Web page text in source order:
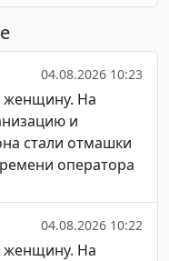
04.08.2026 10:23
женщину. На
и
стали отмашки
оператора
04.08.2026 10:22
женщину. На